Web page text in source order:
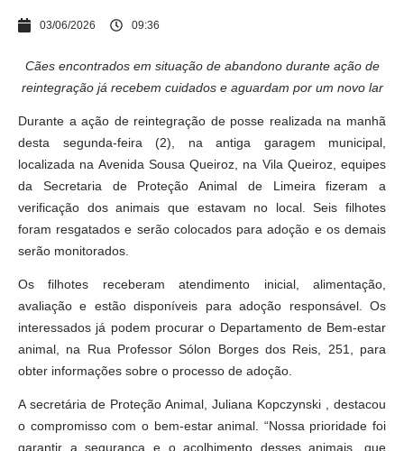
03/06/2026 09:36
Cães encontrados em situação de abandono durante ação de
reintegração já recebem cuidados e aguardam por um novo lar
Durante a ação de reintegração de posse realizada na manhã
desta segunda-feira (2), na antiga garagem municipal,
localizada na Avenida Sousa Queiroz, na Vila Queiroz, equipes
da Secretaria de Proteção Animal de Limeira fizeram a
verificação dos animais que estavam no local. Seis filhotes
foram resgatados e serão colocados para adoção e os demais
serão monitorados.
Os filhotes receberam atendimento inicial, alimentação,
avaliação e estão disponíveis para adoção responsável. Os
interessados já podem procurar o Departamento de Bem-estar
animal, na Rua Professor Sólon Borges dos Reis, 251, para
obter informações sobre o processo de adoção.
A secretária de Proteção Animal, Juliana Kopczynski , destacou
o compromisso com o bem-estar animal. “Nossa prioridade foi
garantir a segurança e o acolhimento desses animais, que